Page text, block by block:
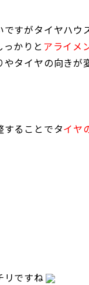
すがタイヤハウ
かりと アライメ
タイヤの向きが
することでタイヤ
リですね